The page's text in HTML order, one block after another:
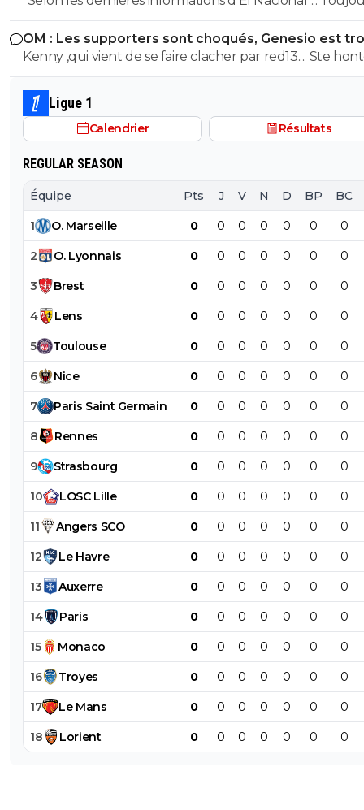
sources espagnoles douteuses, principales fabriques
news et principales sources pour les articles de Foot01.
OM : Les supporters sont choqués, Genesio est
fort
Kenny ,qui vient de se faire clacher par red13.... Ste
😂😂
Ligue 1
Calendrier Résultats
REGULAR SEASON
Équipe Pts J V N D BP BC
1 O. Marseille 0 0 0 0 0 0 0
2 O. Lyonnais 0 0 0 0 0 0 0
3 Brest 0 0 0 0 0 0 0
4 Lens 0 0 0 0 0 0 0
5 Toulouse 0 0 0 0 0 0 0
6 Nice 0 0 0 0 0 0 0
7 Paris Saint Germain 0 0 0 0 0 0 0
8 Rennes 0 0 0 0 0 0 0
9 Strasbourg 0 0 0 0 0 0 0
10 LOSC Lille 0 0 0 0 0 0 0
11 Angers SCO 0 0 0 0 0 0 0
12 Le Havre 0 0 0 0 0 0 0
13 Auxerre 0 0 0 0 0 0 0
14 Paris 0 0 0 0 0 0 0
15 Monaco 0 0 0 0 0 0 0
16 Troyes 0 0 0 0 0 0 0
17 Le Mans 0 0 0 0 0 0 0
18 Lorient 0 0 0 0 0 0 0